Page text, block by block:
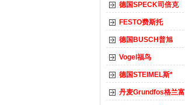
德国SPECK司倍克
FESTO费斯托
德国BUSCH普旭
Vogel福鸟
德国STEIMEL斯*
丹麦Grundfos格兰富